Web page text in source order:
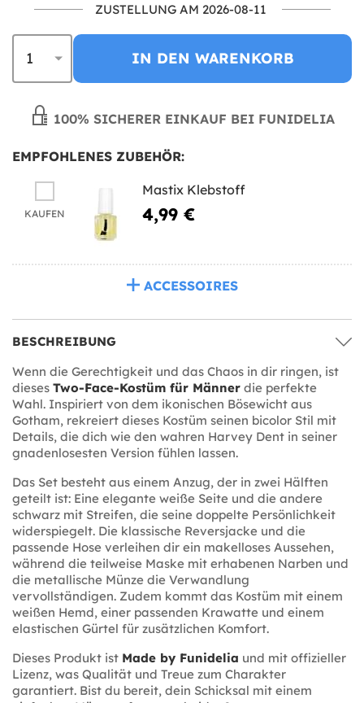
ZUSTELLUNG AM 2026-08-11
IN DEN WARENKORB
100% SICHERER EINKAUF BEI FUNIDELIA
EMPFOHLENES ZUBEHÖR:
KAUFEN
Mastix Klebstoff
4,99 €
ACCESSOIRES
BESCHREIBUNG
Wenn die Gerechtigkeit und das Chaos in dir ringen, ist
dieses Two-Face-Kostüm für Männer die perfekte
Wahl. Inspiriert von dem ikonischen Bösewicht aus
Gotham, rekreiert dieses Kostüm seinen bicolor Stil mit
Details, die dich wie den wahren Harvey Dent in seiner
gnadenlosesten Version fühlen lassen.
Das Set besteht aus einem Anzug, der in zwei Hälften
geteilt ist: Eine elegante weiße Seite und die andere
schwarz mit Streifen, die seine doppelte Persönlichkeit
widerspiegelt. Die klassische Reversjacke und die
passende Hose verleihen dir ein makelloses Aussehen,
während die teilweise Maske mit erhabenen Narben und
die metallische Münze die Verwandlung
vervollständigen. Zudem kommt das Kostüm mit einem
weißen Hemd, einer passenden Krawatte und einem
elastischen Gürtel für zusätzlichen Komfort.
Dieses Produkt ist Made by Funidelia und mit offizieller
Lizenz, was Qualität und Treue zum Charakter
garantiert. Bist du bereit, dein Schicksal mit einem